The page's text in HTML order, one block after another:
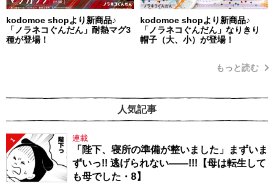
kodomoe shopより新商品♪
「ノラネコぐんだん」耐熱マグ3
種が登場！
kodomoe shopより新商品♪
「ノラネコぐんだん」なりきり
帽子（大、小）が登場！
もっと読む
人気記事
1 連載
「陛下、寝所の準備が整いました」まずいま
ずいっ!! 逃げられない――!!!【母は転生して
も母でした・8】